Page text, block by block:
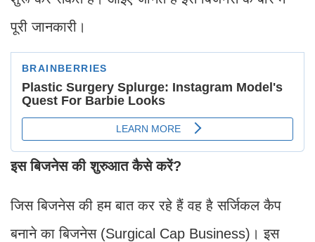
पूरी जानकारी।
इस बिजनेस की शुरुआत कैसे करें?
जिस बिजनेस की हम बात कर रहे हैं वह है सर्जिकल कैप
बनाने का बिजनेस (Surgical Cap Business)। इस